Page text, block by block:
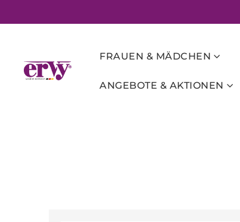
FRAUEN & MÄDCHEN
ANGEBOTE & AKTIONEN